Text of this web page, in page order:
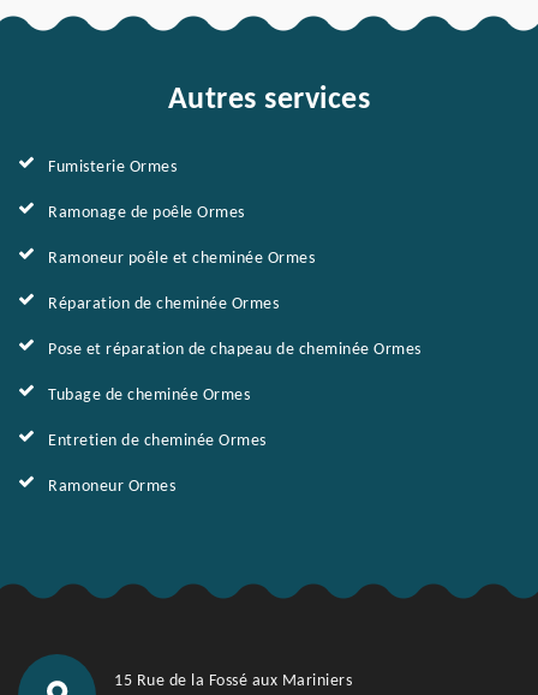
Autres services
Fumisterie Ormes
Ramonage de poêle Ormes
Ramoneur poêle et cheminée Ormes
Réparation de cheminée Ormes
Pose et réparation de chapeau de cheminée Ormes
Tubage de cheminée Ormes
Entretien de cheminée Ormes
Ramoneur Ormes
15 Rue de la Fossé aux Mariniers